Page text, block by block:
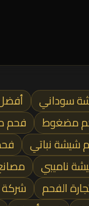
سوداني
مضغوط
فحم
شيشة نباتي
ناميبي
الفحم